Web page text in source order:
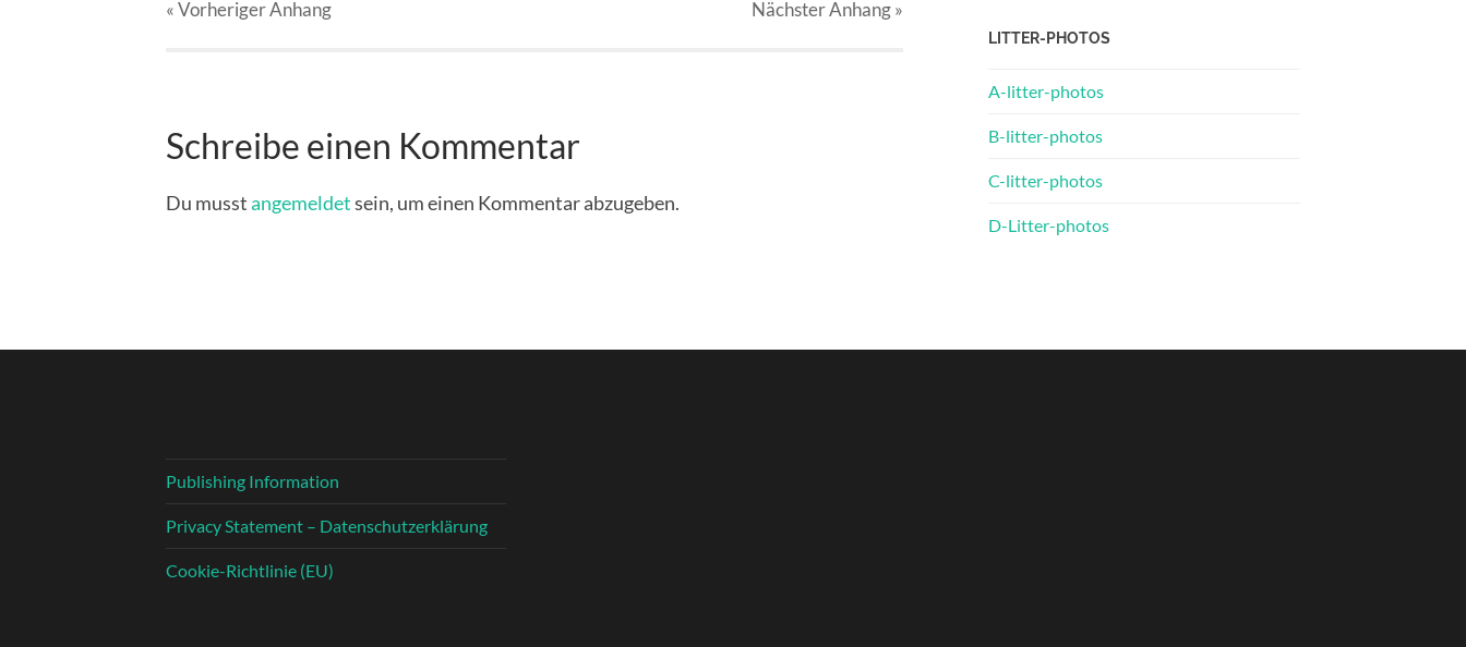
« VorherigerAnhang NächsterAnhang»
Schreibe einen Kommentar
Du musstangemeldetsein, um einen Kommentar abzugeben.
LITTER-PHOTOS
A-litter-photos
B-litter-photos
C-litter-photos
D-Litter-photos
Publishing Information
Privacy Statement – Datenschutzerklärung
Cookie-Richtlinie (EU)